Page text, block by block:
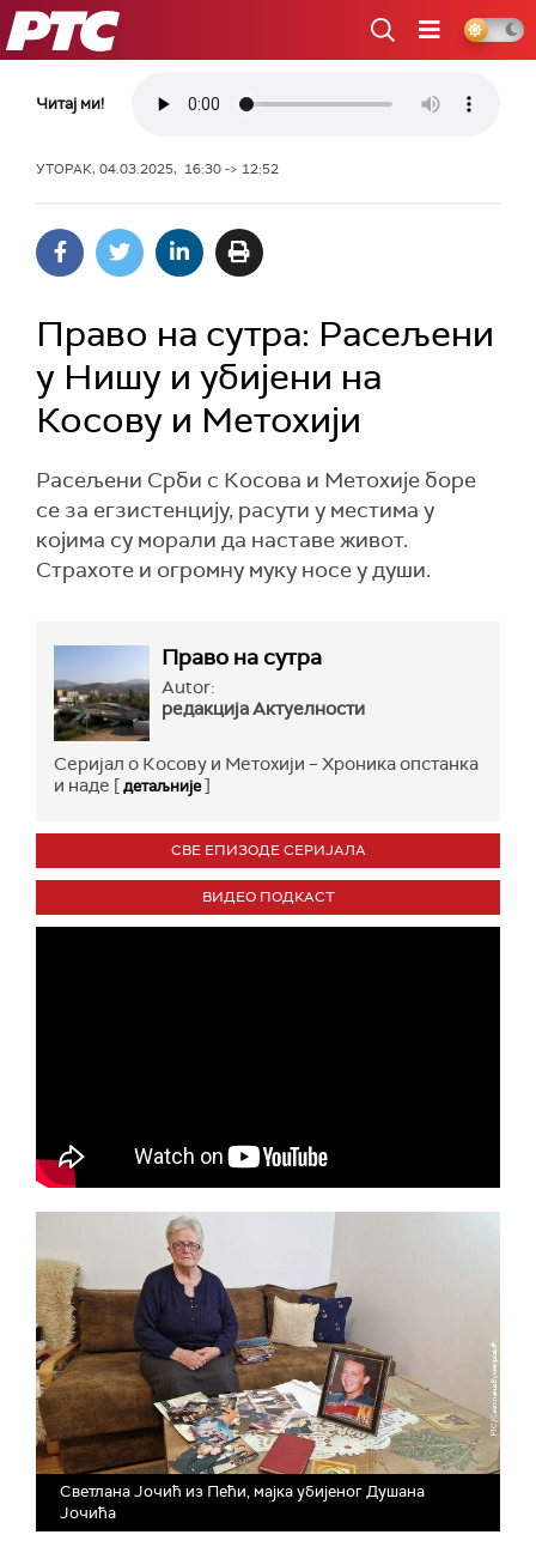
РТС
Читај ми!
УТОРАК, 04.03.2025, 16:30 -> 12:52
Право на сутра: Расељени
у Нишу и убијени на
Косову и Метохији
Расељени Срби с Косова и Метохије боре
се за егзистенцију, расути у местима у
којима су морали да наставе живот.
Страхоте и огромну муку носе у души.
Право на сутра
Autor:
редакција Актуелности
Серијал о Косову и Метохији – Хроника опстанка
и наде [детаљније]
СВЕ ЕПИЗОДЕ СЕРИЈАЛА
ВИДЕО ПОДКАСТ
Светлана Јочић из Пећи, мајка убијеног Душана
Јочића